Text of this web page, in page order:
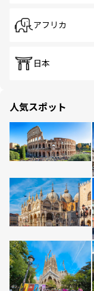
アフリカ
日本
人気スポット